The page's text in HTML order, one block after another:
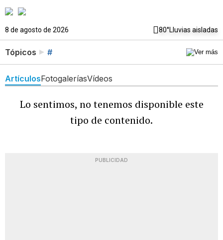
8 de agosto de 2026 80°Lluvias aisladas
Tópicos #
ArtículosFotogaleríasVídeos
Lo sentimos, no tenemos disponible este
tipo de contenido.
PUBLICIDAD